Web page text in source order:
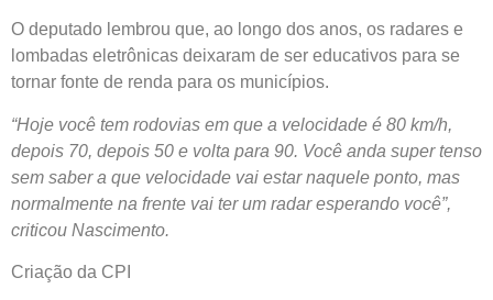
O deputado lembrou que, ao longo dos anos, os radares e
lombadas eletrônicas deixaram de ser educativos para se
tornar fonte de renda para os municípios.
“Hoje você tem rodovias em que a velocidade é 80 km/h,
depois 70, depois 50 e volta para 90. Você anda super tenso
sem saber a que velocidade vai estar naquele ponto, mas
normalmente na frente vai ter um radar esperando você”,
criticou Nascimento.
Criação da CPI